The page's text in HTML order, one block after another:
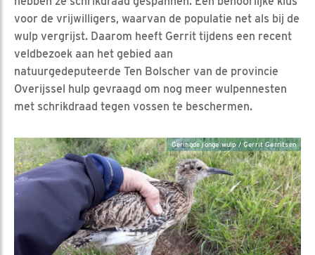
voor de vrijwilligers, waarvan de populatie net als bij de
wulp vergrijst. Daarom heeft Gerrit tijdens een recent
veldbezoek aan het gebied aan
natuurgedeputeerde Ten Bolscher van de provincie
Overijssel hulp gevraagd om nog meer wulpennesten
met schrikdraad tegen vossen te beschermen.
Geringde jonge wulp / Gerrit Gerritsen